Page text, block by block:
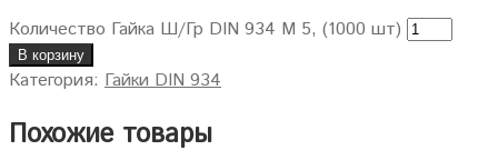
Количество Гайка Ш/Гр DIN 934 M 5, (1000 шт)
В корзину
Категория: Гайки DIN 934
Похожие товары